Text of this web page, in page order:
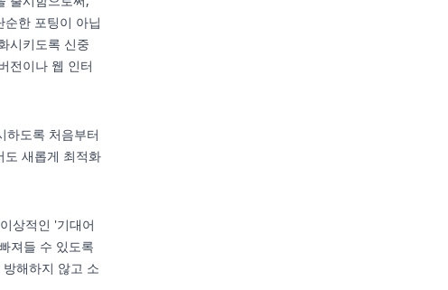
한 포팅이 아닙
시키도록 신중
전이나 웹 인터
하도록 처음부터
도 새롭게 최적화
상적인 '기대어
져들 수 있도록
해하지 않고 소